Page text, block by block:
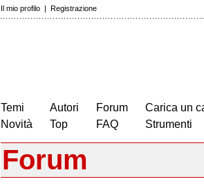
Il mio profilo | Registrazione
Temi
Novità
Autori
Top
Forum
FAQ
Carica un
Strumenti
Forum